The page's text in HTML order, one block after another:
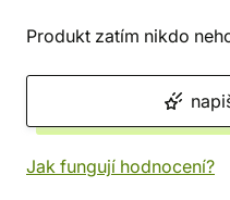
Produkt zatím nikdo
Jak fungují hodnocení?